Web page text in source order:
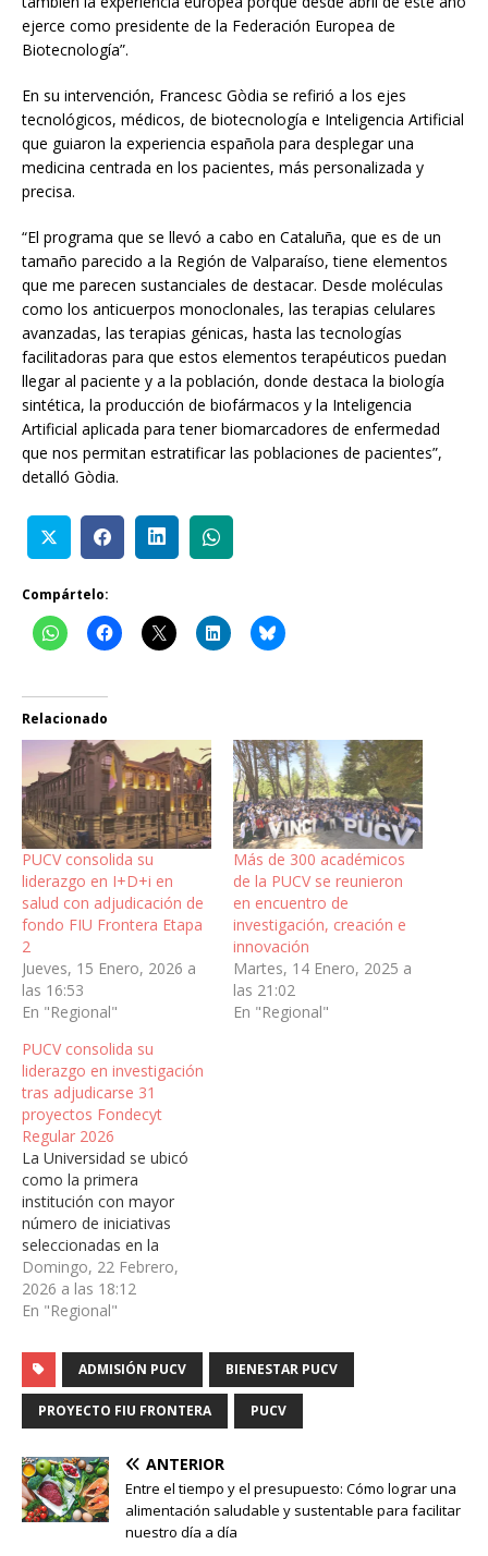
ejerce como presidente de la Federación Europea de
Biotecnología”.
En su intervención, Francesc Gòdia se refirió a los ejes
tecnológicos, médicos, de biotecnología e Inteligencia Artificial
que guiaron la experiencia española para desplegar una
medicina centrada en los pacientes, más personalizada y
precisa.
“El programa que se llevó a cabo en Cataluña, que es de un
tamaño parecido a la Región de Valparaíso, tiene elementos
que me parecen sustanciales de destacar. Desde moléculas
como los anticuerpos monoclonales, las terapias celulares
avanzadas, las terapias génicas, hasta las tecnologías
facilitadoras para que estos elementos terapéuticos puedan
llegar al paciente y a la población, donde destaca la biología
sintética, la producción de biofármacos y la Inteligencia
Artificial aplicada para tener biomarcadores de enfermedad
que nos permitan estratificar las poblaciones de pacientes”,
detalló Gòdia.
Compártelo:
Relacionado
PUCV consolida su
liderazgo en I+D+i en
salud con adjudicación de
fondo FIU Frontera Etapa
2
Jueves, 15 Enero, 2026 a
las 16:53
En "Regional"
Más de 300 académicos
de la PUCV se reunieron
en encuentro de
investigación, creación e
innovación
Martes, 14 Enero, 2025 a
las 21:02
En "Regional"
PUCV consolida su
liderazgo en investigación
tras adjudicarse 31
proyectos Fondecyt
Regular 2026
La Universidad se ubicó
como la primera
institución con mayor
número de iniciativas
seleccionadas en la
Región de Valparaíso y la
cuarta a nivel país, en
coherencia con su Plan de
2023-2029 y su vocación
por promover
conocimiento de
frontera. Con la
proyectos en el
concurso…
Domingo, 22 Febrero,
2026 a las 18:12
En "Regional"
ADMISIÓN PUCV BIENESTAR PUCV
PROYECTO FIU FRONTERA PUCV
ANTERIOR
Entre el tiempo y el presupuesto: Cómo lograr una
alimentación saludable y sustentable para facilitar
nuestro día a día